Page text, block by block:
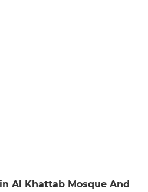
Al Khattab Mosque And